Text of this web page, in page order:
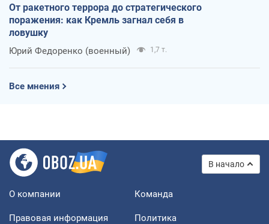
От ракетного террора до стратегического
поражения: как Кремль загнал себя в
ловушку
Юрий Федоренко (военный) 1,7 т.
Все мнения
В начало
О компании Команда
Правовая информация
Политика